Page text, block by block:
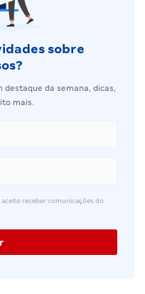
sobre
destaque da semana, dicas,
mais.
receber comunicações do